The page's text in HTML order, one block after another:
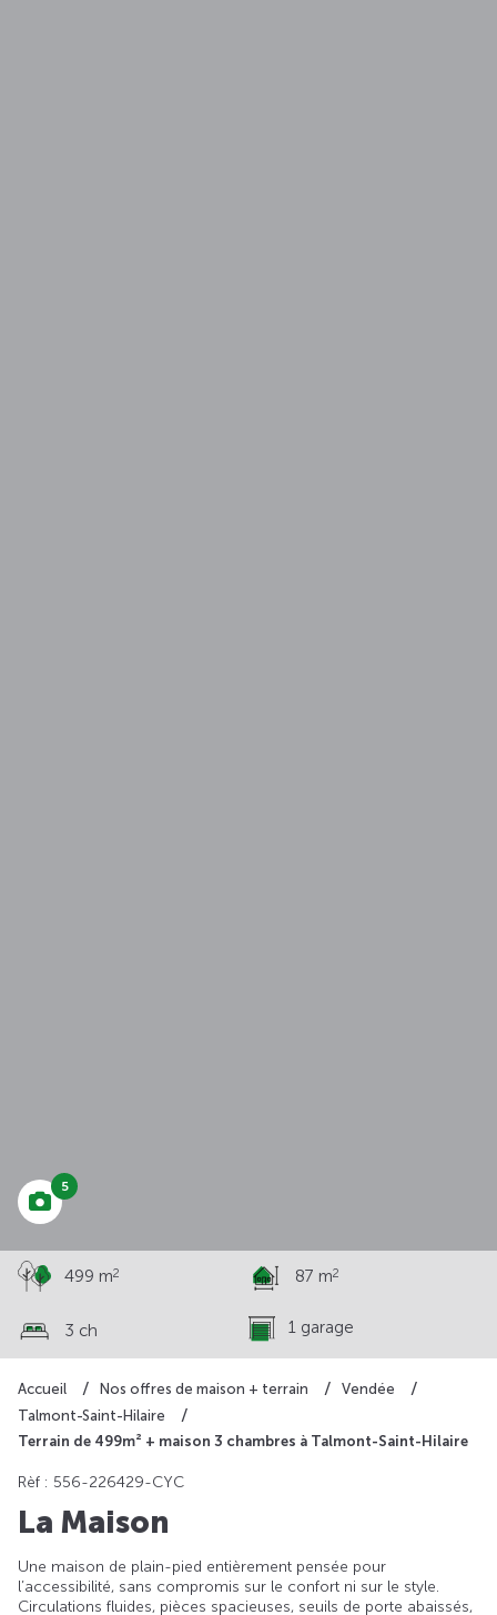
Accueil Nos offres de maison + terrain
Vendée
Talmont-Saint-Hilaire
Terrain de 499m² + maison 3 chambres à Talmont-Saint-Hilaire
5
499 m2 87 m2
3 ch 1 garage
Rèf : 556-226429-CYC
La Maison
Une maison de plain-pied entièrement pensée pour
l’accessibilité, sans compromis sur le confort ni sur le style.
Circulations fluides, pièces spacieuses, seuils de porte abaissés,